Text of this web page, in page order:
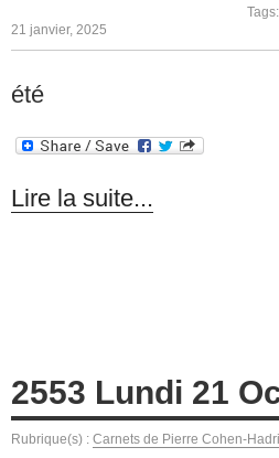
Tags:
21 janvier, 2025
été
Lire la suite...
2553 Lundi 21
Rubrique(s) : Carnets de Pierre Cohen-